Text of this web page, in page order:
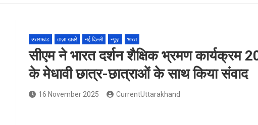
उत्तराखंड ताज़ा ख़बरें नई दिल्ली न्यूज़ भारत
सीएम ने भारत दर्शन शैक्षिक भ्रमण कार्यक्रम
के मेधावी छात्र-छात्राओं के साथ किया संवाद
16 November 2025 CurrentUttarakhand